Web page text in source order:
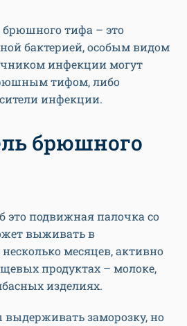
тифа – это
бактерией, особым видом
инфекции могут
тифом, либо
инфекции.
брюшного
это подвижная палочка со
выживать в
месяцев, активно
продуктах – молоке,
изделиях.
выдерживать заморозку, но